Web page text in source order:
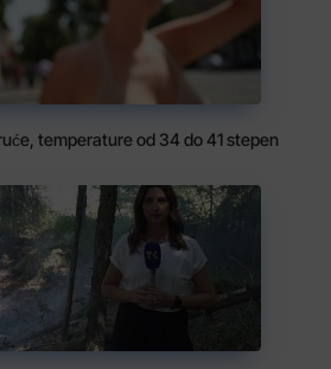
temperature od 34 do 41 stepen